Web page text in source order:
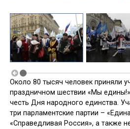
Около 80 тысяч человек приняли
праздничном шествии «Мы
честь Дня народного единства.
три парламентские партии –
«Справедливая Россия», а также